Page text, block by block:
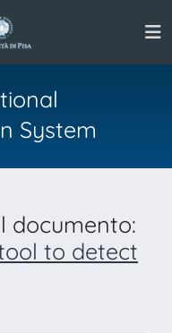
System
documento:
to detect